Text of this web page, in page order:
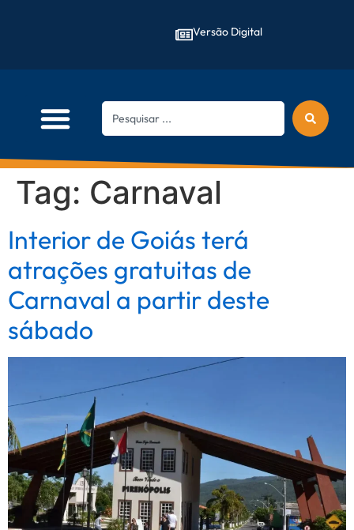
Versão Digital
Tag: Carnaval
Interior de Goiás terá
atrações gratuitas de
Carnaval a partir deste
sábado